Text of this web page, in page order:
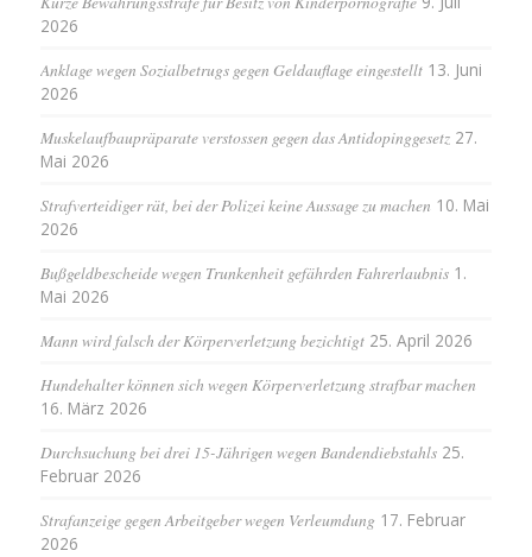
2026
Anklage wegen Sozialbetrugs gegen Geldauflage eingestellt 13. Juni
2026
Muskelaufbaupräparate verstossen gegen das Antidopinggesetz 27.
Mai 2026
Strafverteidiger rät, bei der Polizei keine Aussage zu machen 10. Mai
2026
Bußgeldbescheide wegen Trunkenheit gefährden Fahrerlaubnis 1.
Mai 2026
Mann wird falsch der Körperverletzung bezichtigt 25. April 2026
Hundehalter können sich wegen Körperverletzung strafbar machen
16. März 2026
Durchsuchung bei drei 15-Jährigen wegen Bandendiebstahls 25.
Februar 2026
Strafanzeige gegen Arbeitgeber wegen Verleumdung 17. Februar
2026